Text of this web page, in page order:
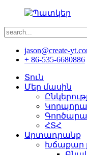
jason@create-
+ 86-535-6680886
Տուն
Մեր մասին
ՀՏՀ
Արտադրանք
Խճաքար